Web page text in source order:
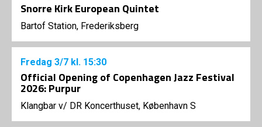
Snorre Kirk European Quintet
Bartof Station, Frederiksberg
Fredag 3/7 kl. 15:30
Official Opening of Copenhagen Jazz Festival
2026: Purpur
Klangbar v/ DR Koncerthuset, København S